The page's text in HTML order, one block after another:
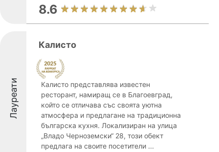
8.6
Лауреати
Калисто
Калисто представлява известен
ресторант, намиращ се в Благоевград,
който се отличава със своята уютна
атмосфера и предлагане на традиционна
българска кухня. Локализиран на улица
„Владо Черноземски“ 28, този обект
предлага на своите посетители ...